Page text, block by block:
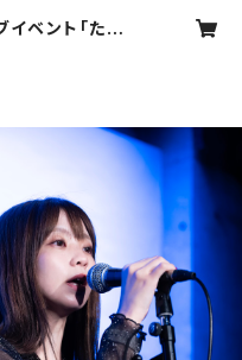
ベント「ただ